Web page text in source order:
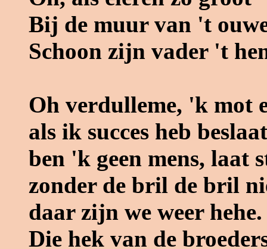
Bij de muur van 't
Schoon zijn vader 't
Oh verdulleme, 'k mot
als ik succes heb
ben 'k geen mens, laat
zonder de bril de bril
daar zijn we weer
Die hek van de